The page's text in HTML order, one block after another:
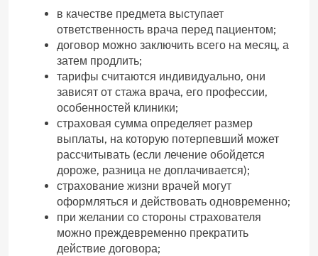
в качестве предмета выступает
ответственность врача перед пациентом;
договор можно заключить всего на месяц, а
затем продлить;
тарифы считаются индивидуально, они
зависят от стажа врача, его профессии,
особенностей клиники;
страховая сумма определяет размер
выплаты, на которую потерпевший может
рассчитывать (если лечение обойдется
дороже, разница не доплачивается);
страхование жизни врачей могут
оформляться и действовать одновременно;
при желании со стороны страхователя
можно преждевременно прекратить
действие договора;